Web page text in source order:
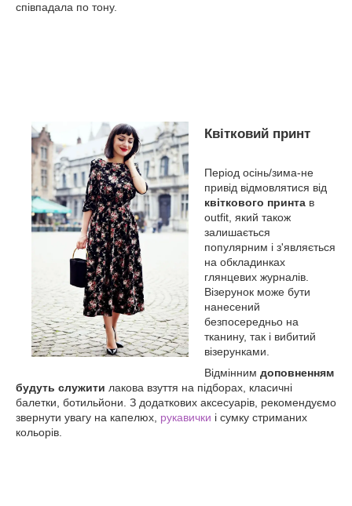
співпадала по тону.
Квітковий принт
Період осінь/зима-не
привід відмовлятися від
квіткового принта в
outfit, який також
залишається
популярним і з'являється
на обкладинках
глянцевих журналів.
Візерунок може бути
нанесений
безпосередньо на
тканину, так і вибитий
візерунками.
Відмінним доповненням
будуть служити лакова взуття на підборах, класичні
балетки, ботильйони. З додаткових аксесуарів, рекомендуємо
звернути увагу на капелюх, рукавички і сумку стриманих
кольорів.